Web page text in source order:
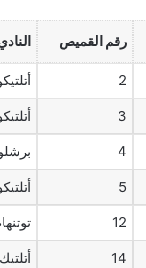
رقم القميص
2
3
4
5
12
14